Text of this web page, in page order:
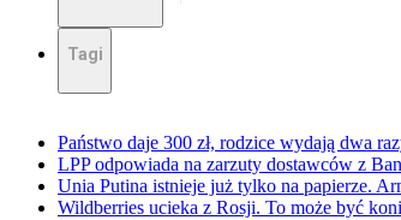
Tagi
Państwo daje 300 zł, rodzice wydają dwa
LPP odpowiada na zarzuty dostawców z
Unia Putina istnieje już tylko na papierze.
Wildberries ucieka z Rosji. To może być